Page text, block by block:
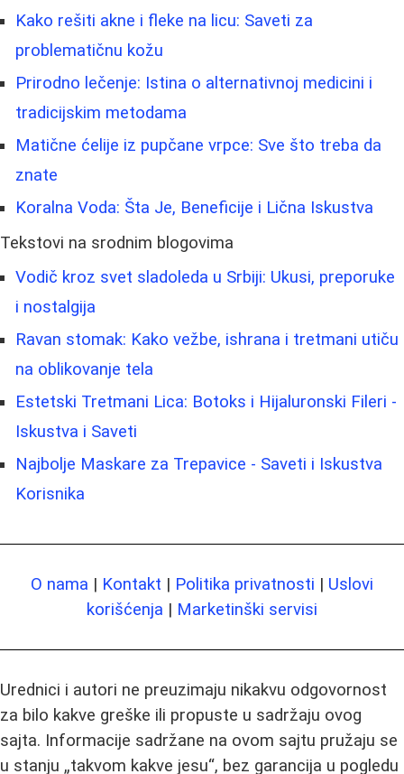
Kako rešiti akne i fleke na licu: Saveti za
problematičnu kožu
Prirodno lečenje: Istina o alternativnoj medicini i
tradicijskim metodama
Matične ćelije iz pupčane vrpce: Sve što treba da
znate
Koralna Voda: Šta Je, Beneficije i Lična Iskustva
Tekstovi na srodnim blogovima
Vodič kroz svet sladoleda u Srbiji: Ukusi, preporuke
i nostalgija
Ravan stomak: Kako vežbe, ishrana i tretmani utiču
na oblikovanje tela
Estetski Tretmani Lica: Botoks i Hijaluronski Fileri -
Iskustva i Saveti
Najbolje Maskare za Trepavice - Saveti i Iskustva
Korisnika
O nama | Kontakt | Politika privatnosti | Uslovi
korišćenja | Marketinški servisi
Urednici i autori ne preuzimaju nikakvu odgovornost
za bilo kakve greške ili propuste u sadržaju ovog
sajta. Informacije sadržane na ovom sajtu pružaju se
u stanju „takvom kakve jesu“, bez garancija u pogledu